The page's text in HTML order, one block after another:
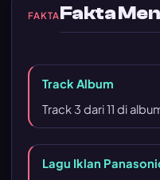
FAKTAFakta
Track Album
Track 3 dari 11 di
Lagu Iklan